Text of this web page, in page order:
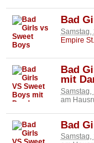
Bad
Samstag,
Empire
Bad
mit
Samstag,
am
Bad
Samstag,